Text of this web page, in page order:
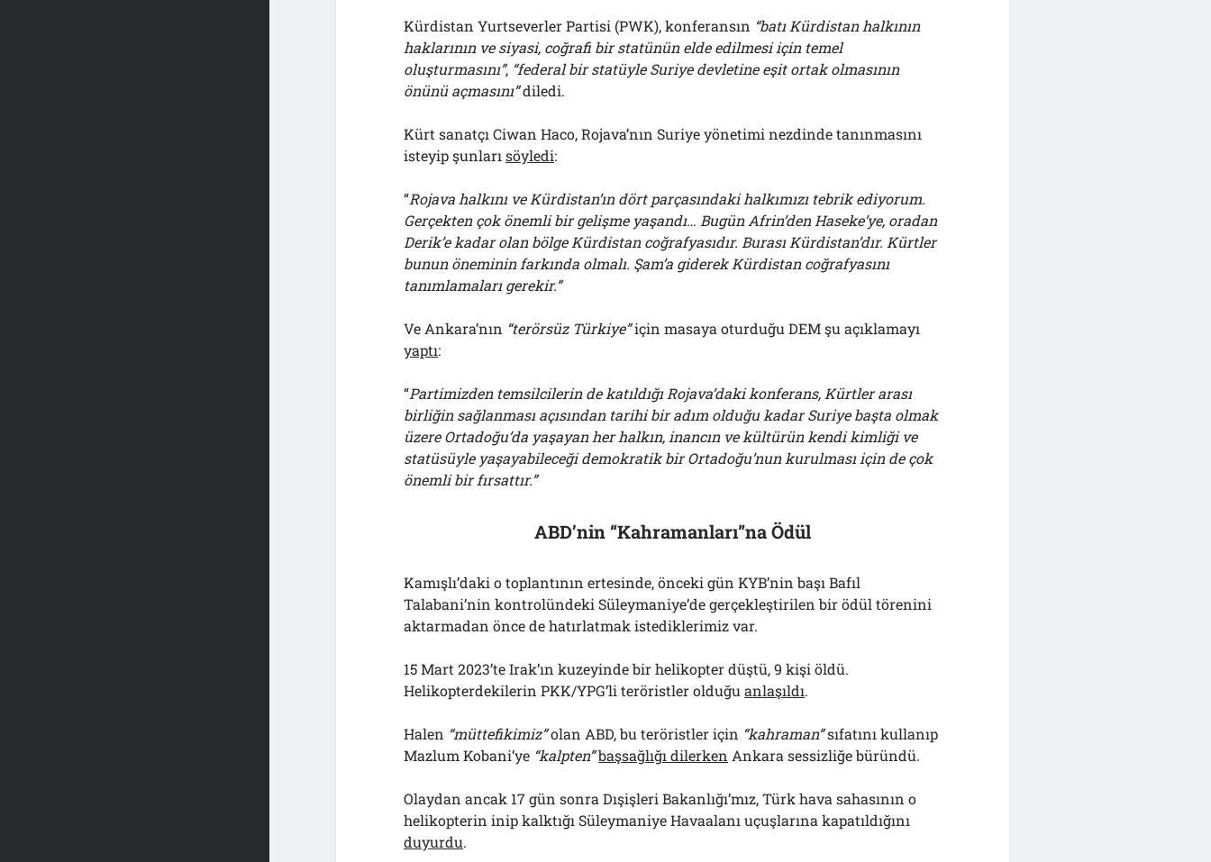
Kürdistan Yurtseverler Partisi (PWK), konferansın “batı Kürdistan halkının
haklarının vesiyasi, coğrafi bir statününeldeedilmesiiçin temel
oluşturmasını”, “federal bir statüyle Suriye devletine eşit ortak olmasının
önünü açmasını”diledi.
Kürt sanatçı Ciwan Haco, Rojava’nın Suriye yönetimi nezdinde tanınmasını
isteyip şunlarısöyledi:
“Rojava halkını ve Kürdistan’ın dört parçasındaki halkımızı tebrik ediyorum.
Gerçekten çok önemli bir gelişme yaşandı… Bugün Afrin’den Haseke’ye, oradan
Derik’e kadar olan bölge Kürdistan coğrafyasıdır. Burası Kürdistan’dır. Kürtler
bunun öneminin farkında olmalı. Şam’a giderek Kürdistan coğrafyasını
tanımlamaları gerekir.”
Ve Ankara’nın “terörsüz Türkiye”için masaya oturduğu DEM şu açıklamayı
yaptı:
“Partimizden temsilcilerin de katıldığı Rojava’daki konferans, Kürtler arası
birliğin sağlanması açısından tarihi bir adım olduğu kadar Suriye başta olmak
üzere Ortadoğu’da yaşayan her halkın, inancın ve kültürün kendi kimliği ve
statüsüyle yaşayabileceği demokratik bir Ortadoğu’nun kurulması için de çok
önemli bir fırsattır.”
ABD’nin “Kahramanları”na Ödül
Kamışlı’daki o toplantının ertesinde, önceki gün KYB’nin başı Bafıl
Talabani’nin kontrolündeki Süleymaniye’de gerçekleştirilen bir ödül törenini
aktarmadan önce de hatırlatmak istediklerimiz var.
15 Mart 2023’te Irak’ın kuzeyinde bir helikopter düştü, 9 kişi öldü.
Helikopterdekilerin PKK/YPG’li teröristler olduğuanlaşıldı.
Halen “müttefikimiz”olan ABD, bu teröristler için “kahraman”sıfatını kullanıp
Mazlum Kobani’ye “kalpten”başsağlığı dilerken Ankara sessizliğe büründü.
Olaydan ancak 17 gün sonra Dışişleri Bakanlığı’mız, Türk hava sahasının o
helikopterin inip kalktığı Süleymaniye Havaalanı uçuşlarına kapatıldığını
duyurdu.